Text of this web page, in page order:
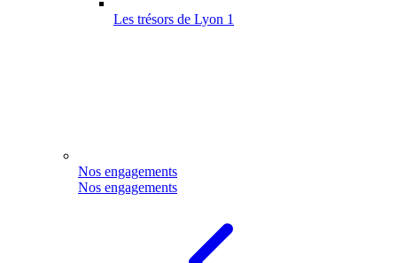
Les trésors de Lyon 1
Nos engagements
Nos engagements